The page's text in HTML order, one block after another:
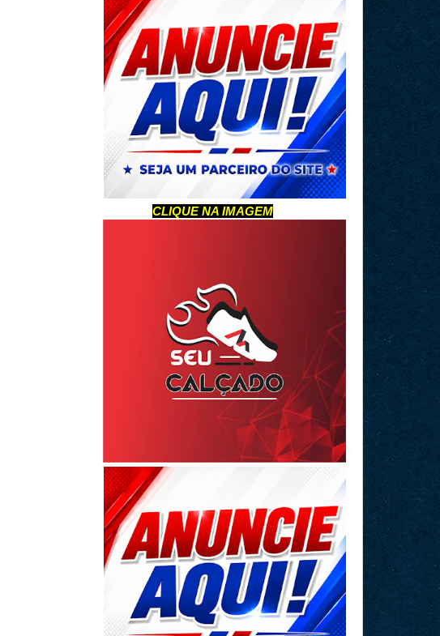
CLIQUE NA IMAGEM